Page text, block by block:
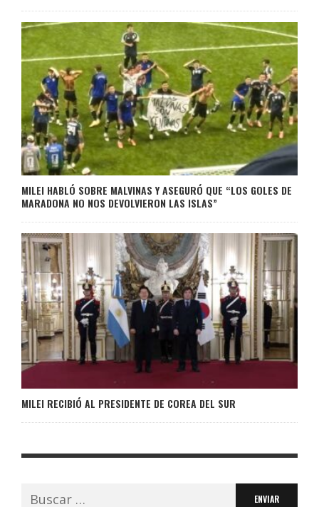
MILEI HABLÓ SOBRE MALVINAS Y ASEGURÓ QUE “LOS GOLES DE
MARADONA NO NOS DEVOLVIERON LAS ISLAS”
MILEI RECIBIÓ AL PRESIDENTE DE COREA DEL SUR
Buscar: